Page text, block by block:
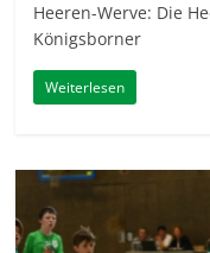
Heeren-Werve: Die
Königsborner
Weiterlesen